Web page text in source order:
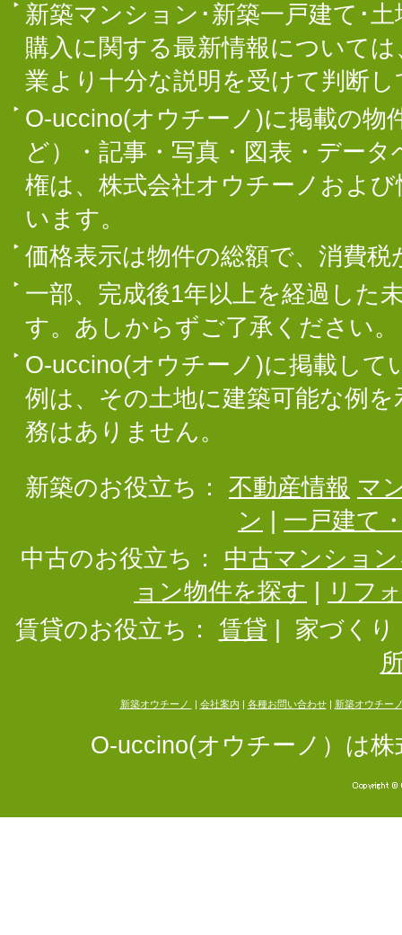
新築マンション･新築一戸建て･
購入に関する最新情報について
業より十分な説明を受けて判断
O-uccino(オウチーノ)に掲載の物
ど）・記事・写真・図表・デー
権は、株式会社オウチーノおよ
います。
価格表示は物件の総額で、消費
一部、完成後1年以上を経過した
す。あしからずご了承ください。
O-uccino(オウチーノ)に掲載して
例は、その土地に建築可能な例
務はありません。
新築のお役立ち： 不動産情報 マ
ン
一戸建て
中古のお役立ち：
中古マンショ
ョン物件を探す
リフ
賃貸のお役立ち：
賃貸
家づくり
新築オウチーノ 会社案内 各種お問い合わせ| 新築オウチー
O-uccino(オウチーノ）は